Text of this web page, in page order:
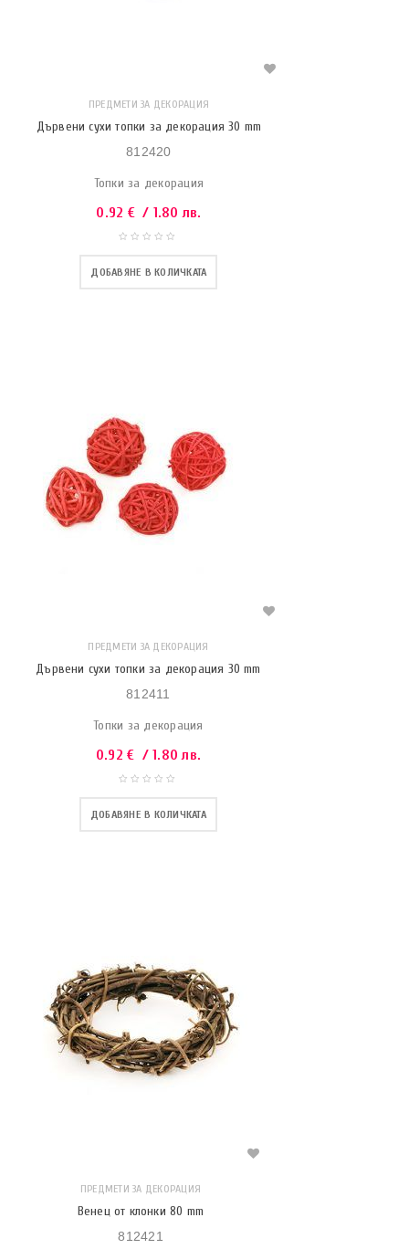
ПРЕДМЕТИ ЗА ДЕКОРАЦИЯ
Дървени сухи топки за декорация 30 mm
812420
Топки за декорация
0.92 € / 1.80 лв.
ДОБАВЯНЕ В КОЛИЧКАТА
ПРЕДМЕТИ ЗА ДЕКОРАЦИЯ
Дървени сухи топки за декорация 30 mm
812411
Топки за декорация
0.92€ / 1.80 лв.
ДОБАВЯНЕ В КОЛИЧКАТА
ПРЕДМЕТИ ЗА ДЕКОРАЦИЯ
Венец от клонки 80 mm
812421